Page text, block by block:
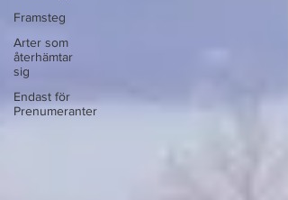
Framsteg
Arter som
återhämtar
sig
Endast för
Prenumeranter